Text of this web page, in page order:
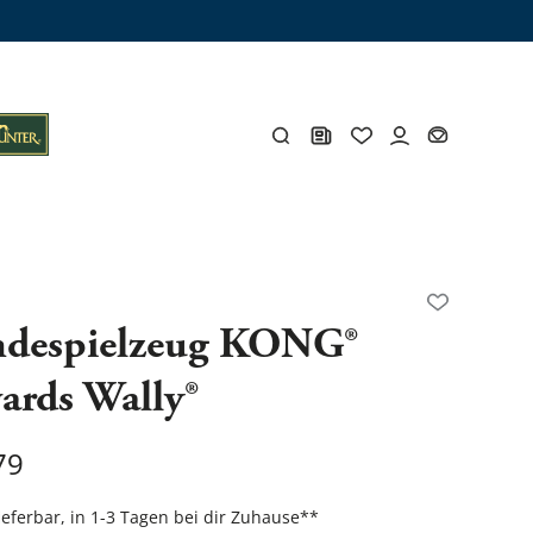
KONG®
Wally®
in 1-3 Tagen bei dir Zuhause**